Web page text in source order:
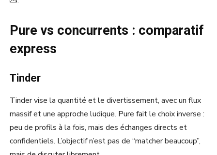
Pure vs concurrents : comparatif
express
Tinder
Tinder vise la quantité et le divertissement, avec un flux
massif et une approche ludique. Pure fait le choix inverse :
peu de profils à la fois, mais des échanges directs et
confidentiels. L’objectif n’est pas de “matcher beaucoup”,